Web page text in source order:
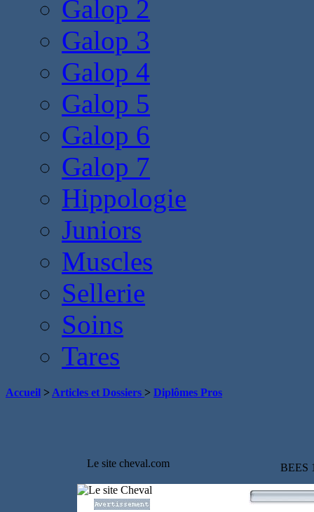
Galop 2
Galop 3
Galop 4
Galop 5
Galop 6
Galop 7
Hippologie
Juniors
Muscles
Sellerie
Soins
Tares
Accueil > Articles et Dossiers > Diplômes Pros
Le site cheval.com BEES